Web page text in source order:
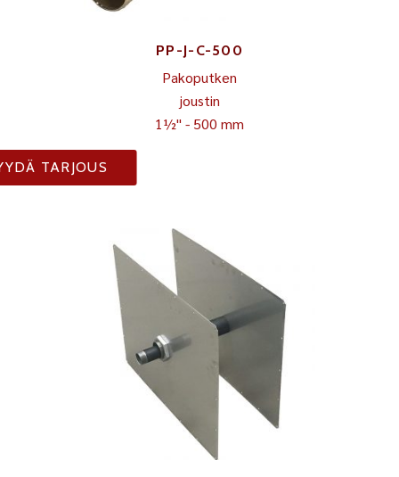
PP-J-C-500
Pakoputken
joustin
1½" - 500 mm
TARJOUS